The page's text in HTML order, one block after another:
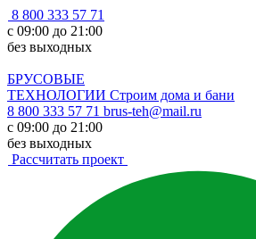
8 800 333 57 71
с 09:00 до 21:00
без выходных
БРУСОВЫЕ
ТЕХНОЛОГИИ Строим дома и бани
8 800 333 57 71 brus-teh@mail.ru
с 09:00 до 21:00
без выходных
Рассчитать проект